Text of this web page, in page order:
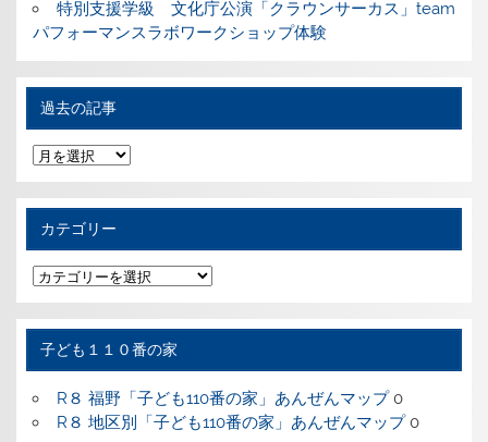
特別支援学級 文化庁公演「クラウンサーカス」team
パフォーマンスラボワークショップ体験
過去の記事
過
去
の
記
カテゴリー
カ
テ
ゴ
リ
子ども１１０番の家
R８ 福野「子ども110番の家」あんぜんマップ0
R８ 地区別「子ども110番の家」あんぜんマップ0